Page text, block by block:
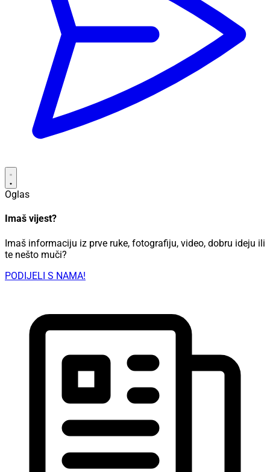
Oglas
Imaš vijest?
Imaš informaciju iz prve ruke, fotografiju, video, dobru ideju ili
te nešto muči?
PODIJELI S NAMA!